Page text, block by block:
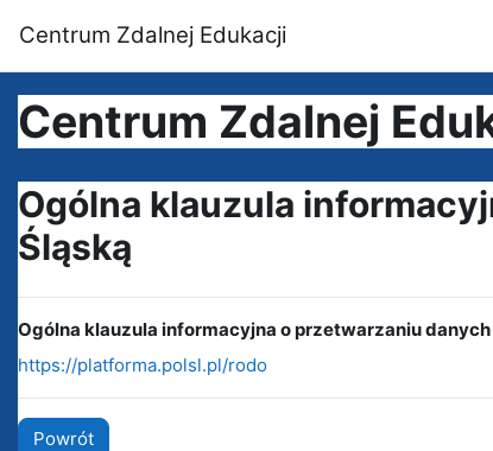
Centrum Zdalnej Edukacji
Centrum Zdalnej
Ogólna klauzula
Śląską
Ogólna klauzula informacyjna o przetwarzaniu
https://platforma.polsl.pl/rodo
Powrót